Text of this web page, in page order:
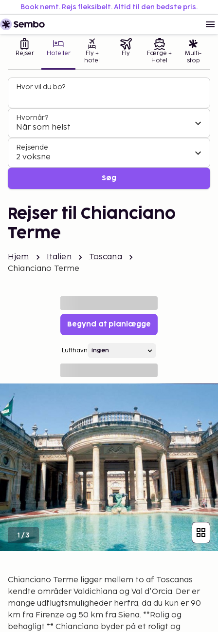
Book nemt. Rejs fleksibelt. Altid til den bedste pris.
Rejser Hoteller
Fly +
hotel
Fly
Færge +
Hotel
Multi-
stop
Hvor vil du bo?
Hvornår?
Når som helst
Rejsende
2 voksne
Søg
Rejser til Chianciano
Terme
Hjem Italien
Toscana
Chianciano Terme
Begynd at planlægge
Lufthavn
1 /3
Chianciano Terme ligger mellem to af Toscanas
kendte områder Valdichiana og Val d'Orcia. Der er
mange udflugtsmuligheder herfra, da du kun er 90
km fra Firenze og 50 km fra Siena. **Rolig og
behagligt ** Chianciano byder på et roligt og